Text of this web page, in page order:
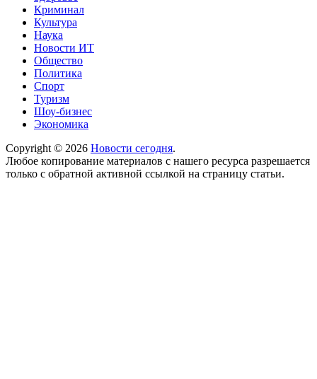
Криминал
Культура
Наука
Новости ИТ
Общество
Политика
Спорт
Туризм
Шоу-бизнес
Экономика
Copyright © 2026 Новости сегодня.
Любое копирование материалов с нашего ресурса разрешается
только с обратной активной ссылкой на страницу статьи.